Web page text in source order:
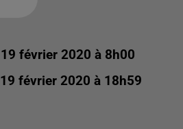
19 février 2020 à 8h00
19 février 2020 à 18h59